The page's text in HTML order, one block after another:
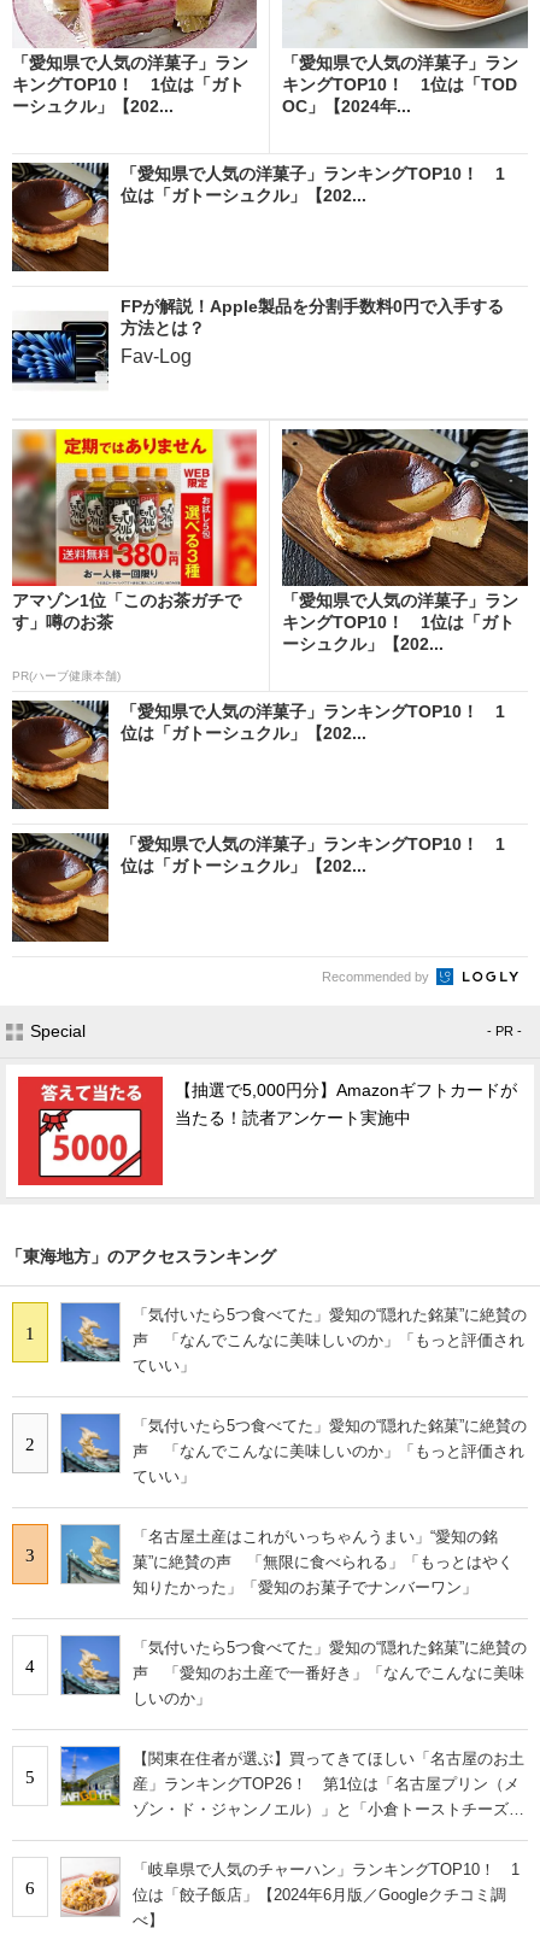
「愛知県で人気の洋菓子」ラン
キングTOP10！ 1位は「ガト
ーシュクル」【202...
「愛知県で人気の洋菓子」ラン
キングTOP10！ 1位は「TOD
OC」【2024年...
「愛知県で人気の洋菓子」ランキングTOP10！ 1
位は「ガトーシュクル」【202...
FPが解説！Apple製品を分割手数料0円で入手する
方法とは？
Fav-Log
アマゾン1位「このお茶ガチで
す」噂のお茶
PR(ハーブ健康本舗)
「愛知県で人気の洋菓子」ラン
キングTOP10！ 1位は「ガト
ーシュクル」【202...
「愛知県で人気の洋菓子」ランキングTOP10！ 1
位は「ガトーシュクル」【202...
「愛知県で人気の洋菓子」ランキングTOP10！ 1
位は「ガトーシュクル」【202...
Recommended by
Special - PR -
【抽選で5,000円分】Amazonギフトカードが
当たる！読者アンケート実施中
「東海地方」のアクセスランキング
1
「気付いたら5つ食べてた」愛知の“隠れた銘菓”に絶賛の
声 「なんでこんなに美味しいのか」「もっと評価され
ていい」
2
「気付いたら5つ食べてた」愛知の“隠れた銘菓”に絶賛の
声 「なんでこんなに美味しいのか」「もっと評価され
ていい」
3
「名古屋土産はこれがいっちゃんうまい」“愛知の銘
菓”に絶賛の声 「無限に食べられる」「もっとはやく
知りたかった」「愛知のお菓子でナンバーワン」
4
「気付いたら5つ食べてた」愛知の“隠れた銘菓”に絶賛の
声 「愛知のお土産で一番好き」「なんでこんなに美味
しいのか」
5
【関東在住者が選ぶ】買ってきてほしい「名古屋のお土
産」ランキングTOP26！ 第1位は「名古屋プリン（メ
ゾン・ド・ジャンノエル）」と「小倉トーストチーズケ
6
「岐阜県で人気のチャーハン」ランキングTOP10！ 1
位は「餃子飯店」【2024年6月版／Googleクチコミ調
べ】